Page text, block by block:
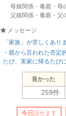
母娘関係・毒親・母
父娘関係・毒親・父
メッセージ
「家族」が苦しくあり
・親から言われた否定
たび、実家に帰るたび
良かった
259件
今日話せます